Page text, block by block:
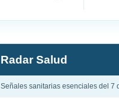
Radar Salud
Señales sanitarias esenciales del 7